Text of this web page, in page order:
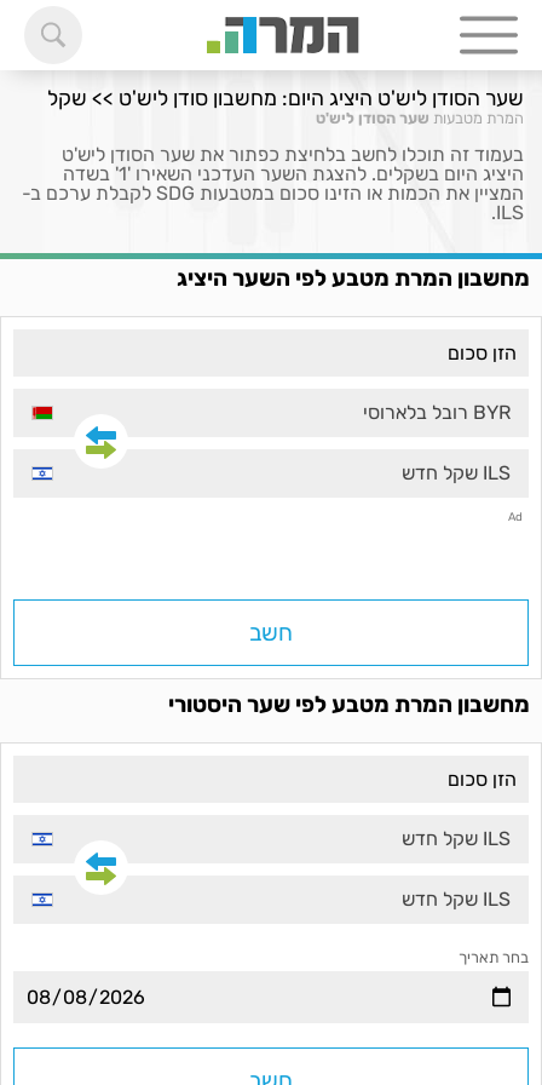
שער הסודן ליש'ט היציג היום: מחשבון סודן ליש'ט >> שקל
המרת מטבעות שער הסודן ליש'ט
בעמוד זה תוכלו לחשב בלחיצת כפתור את שער הסודן ליש'ט
היציג היום בשקלים. להצגת השער העדכני השאירו '1' בשדה
המציין את הכמות או הזינו סכום במטבעות SDG לקבלת ערכם ב-
ILS.
מחשבון המרת מטבע לפי השער היציג
BYR רובל בלארוסי
ILS שקל חדש
Ad
חשב
מחשבון המרת מטבע לפי שער היסטורי
ILS שקל חדש
ILS שקל חדש
בחר תאריך